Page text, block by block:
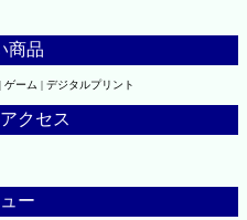
商品
ーム | デジタルプリント
クセス
ー